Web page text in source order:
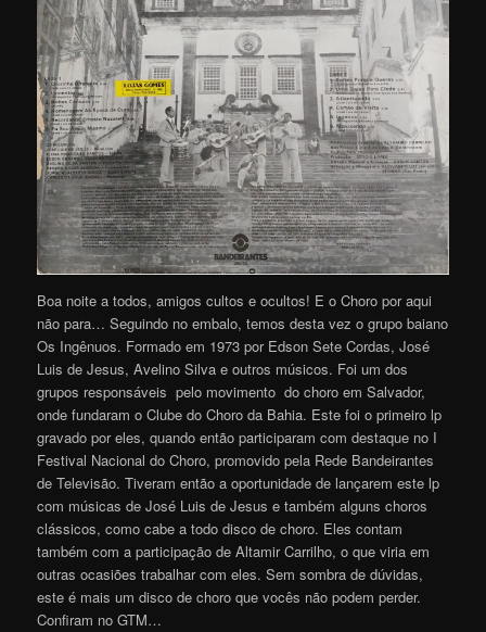
Boa noite a todos, amigos cultos e ocultos! E o Choro por aqui
não para… Seguindo no embalo, temos desta vez o grupo baiano
Os Ingênuos. Formado em 1973 por Edson Sete Cordas, José
Luis de Jesus, Avelino Silva e outros músicos. Foi um dos
grupos responsáveis pelo movimento do choro em Salvador,
onde fundaram o Clube do Choro da Bahia. Este foi o primeiro lp
gravado por eles, quando então participaram com destaque no I
Festival Nacional do Choro, promovido pela Rede Bandeirantes
de Televisão. Tiveram então a oportunidade de lançarem este lp
com músicas de José Luis de Jesus e também alguns choros
clássicos, como cabe a todo disco de choro. Eles contam
também com a participação de Altamir Carrilho, o que viria em
outras ocasiões trabalhar com eles. Sem sombra de dúvidas,
este é mais um disco de choro que vocês não podem perder.
Confiram no GTM…